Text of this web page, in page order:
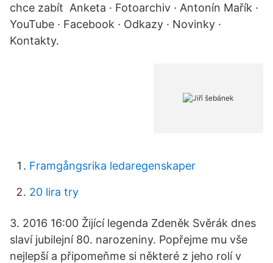
chce zabít Anketa · Fotoarchiv · Antonín Mařík ·
YouTube · Facebook · Odkazy · Novinky ·
Kontakty.
Framgångsrika ledaregenskaper
20 lira try
3. 2016 16:00 Žijící legenda Zdeněk Svěrák dnes
slaví jubilejní 80. narozeniny. Popřejme mu vše
nejlepší a připomeňme si některé z jeho rolí v